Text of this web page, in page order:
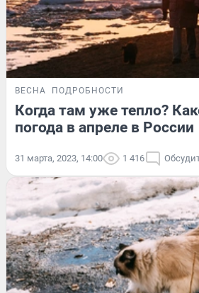
ВЕСНА ПОДРОБНОСТИ
Когда там уже тепло?
погода в апреле в России
31 марта, 2023, 14:00 1 416